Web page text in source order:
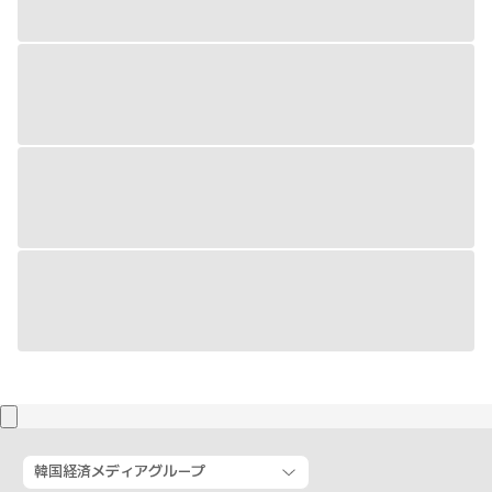
韓国経済メディアグループ